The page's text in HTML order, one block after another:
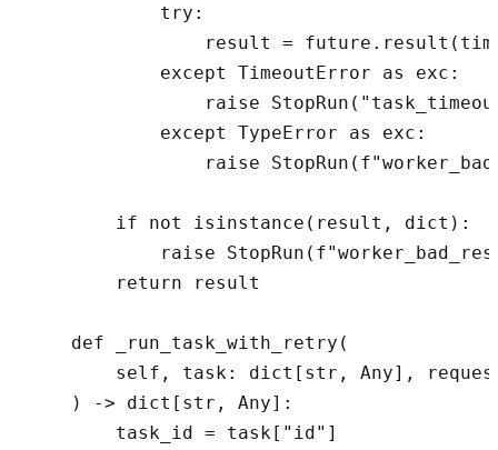
            try:
result =
            except TimeoutError as exc:
raise
            except TypeError as exc:
raise
        if not isinstance(result, dict):
raise
        return result
    def _run_task_with_retry(
self, task: dict[str, Any],
    ) -> dict[str, Any]:
        task_id = task["id"]